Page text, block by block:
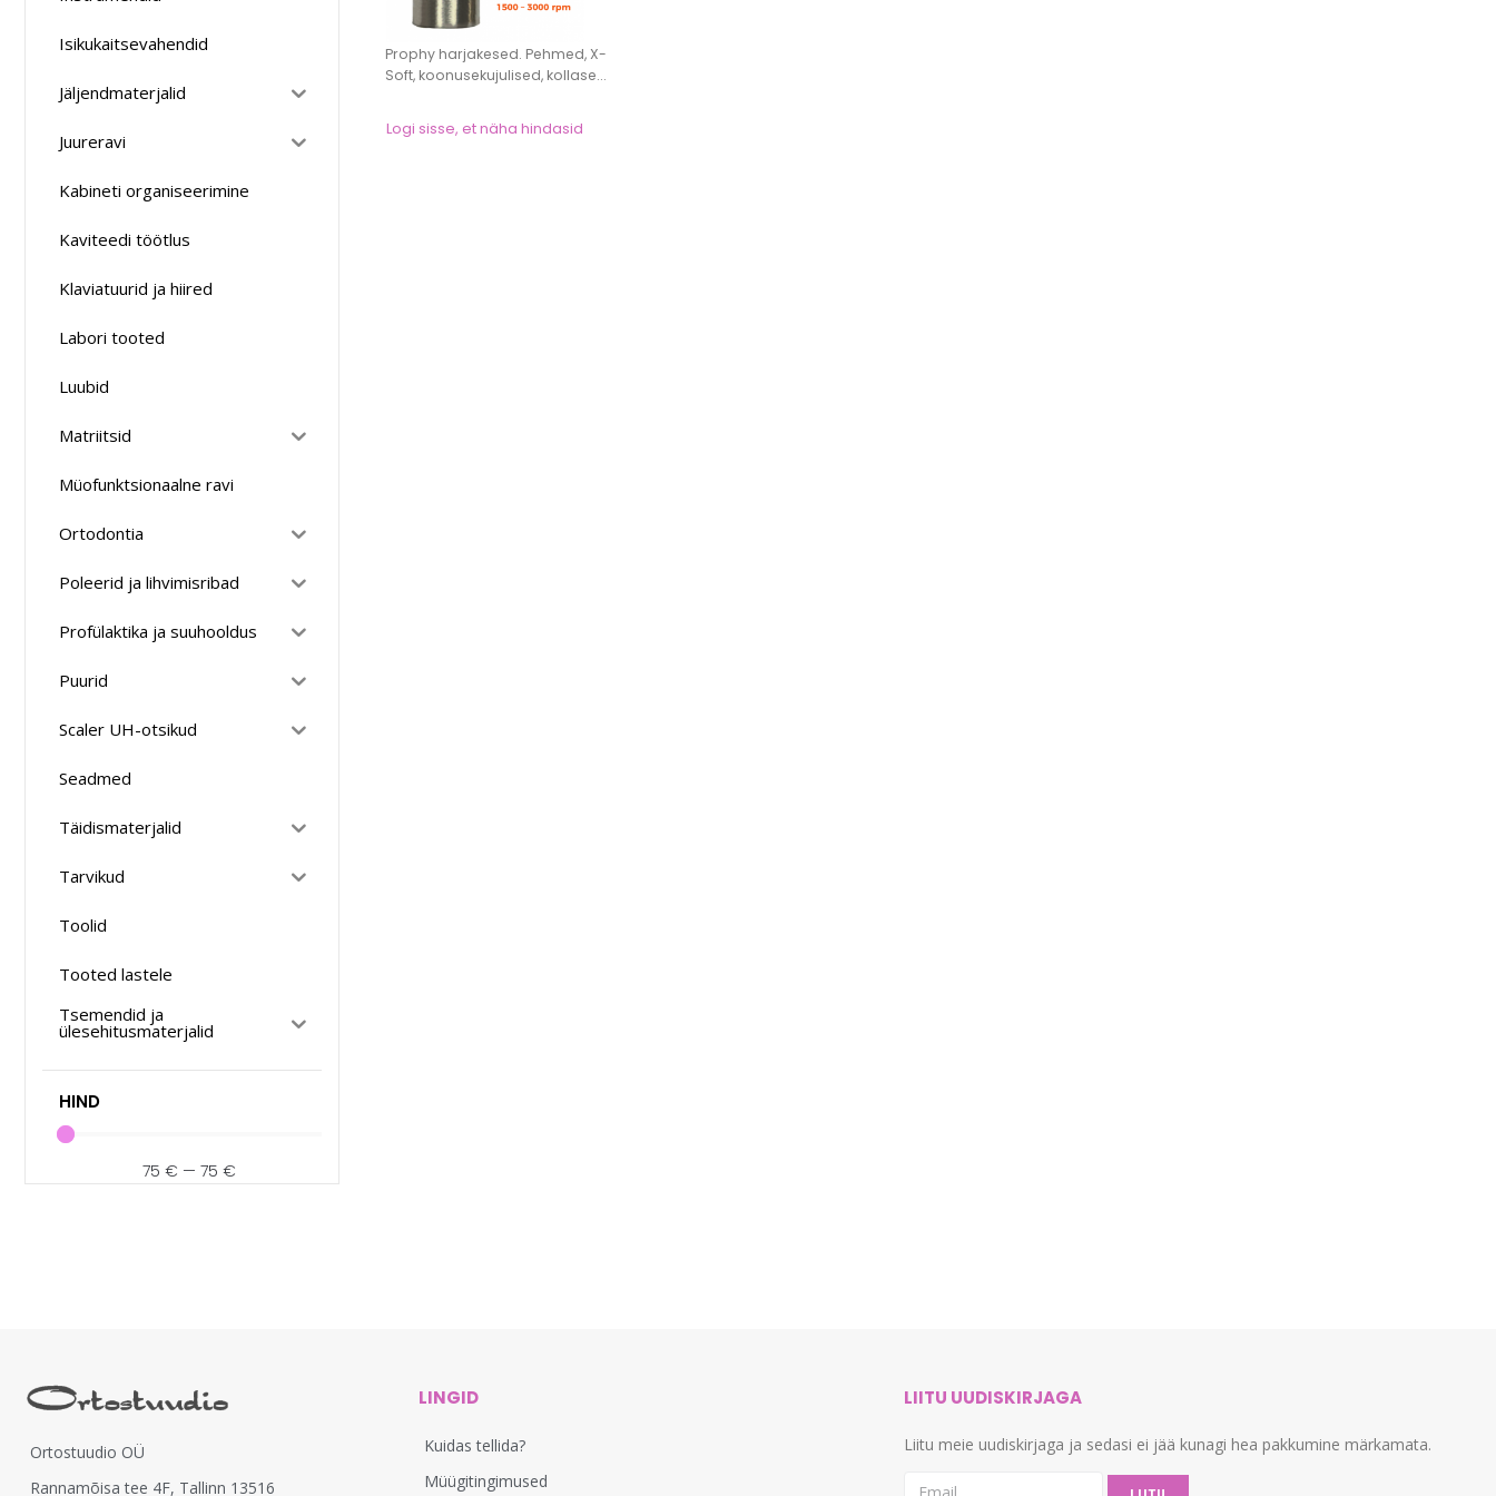
Isikukaitsevahendid
Jäljendmaterjalid
Juureravi
Kabineti organiseerimine
Kaviteedi töötlus
Klaviatuurid ja hiired
Labori tooted
Luubid
Matriitsid
Müofunktsionaalne ravi
Ortodontia
Poleerid ja lihvimisribad
Profülaktika ja suuhooldus
Puurid
Scaler UH-otsikud
Seadmed
Täidismaterjalid
Tarvikud
Toolid
Tooted lastele
Tsemendid ja
ülesehitusmaterjalid
HIND
75 € — 75 €
Prophy harjakesed. Pehmed, X-
Soft, koonusekujulised, kollase...
Logi sisse, et näha hindasid
Ortostuudio OÜ
Rannamõisa tee 4F, Tallinn 13516
LINGID
Kuidas tellida?
Müügitingimused
LIITU UUDISKIRJAGA
Liitu meie uudiskirjaga ja sedasi ei jää kunagi hea pakkumine märkamata.